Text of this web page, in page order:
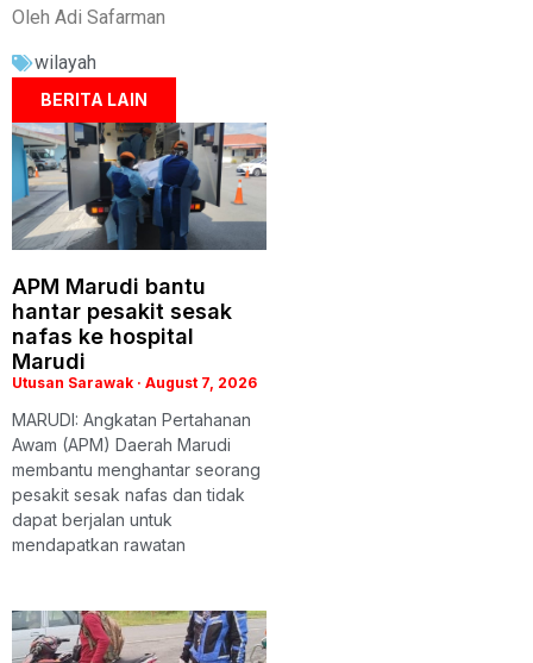
Oleh Adi Safarman
wilayah
BERITA LAIN
APM Marudi bantu
hantar pesakit sesak
nafas ke hospital
Marudi
Utusan Sarawak August 7, 2026
MARUDI: Angkatan Pertahanan
Awam (APM) Daerah Marudi
membantu menghantar seorang
pesakit sesak nafas dan tidak
dapat berjalan untuk
mendapatkan rawatan